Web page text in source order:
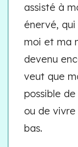
assisté à
énervé,
moi et ma
devenu
veut que
possible
ou de
bas.